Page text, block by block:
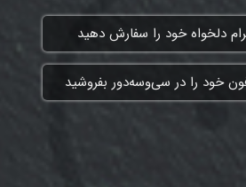
دلخواه خود را سفارش دهید
خود را در سی‌وسه‌دور بفروشید